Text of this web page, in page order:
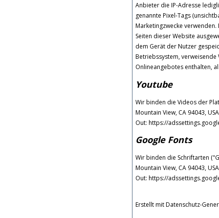
Anbieter die IP-Adresse
genannte Pixel-Tags
Marketingzwecke
Seiten dieser Website
dem Gerät der Nutzer
Betriebssystem, verweisende
Onlineangebotes enthalten,
Youtube
Wir binden die Videos der
Mountain View, CA 94043,
Out: https://
Google Fonts
Wir binden die Schriftarten
Mountain View, CA 94043,
Out: https://
Erstellt mit Datenschutz-